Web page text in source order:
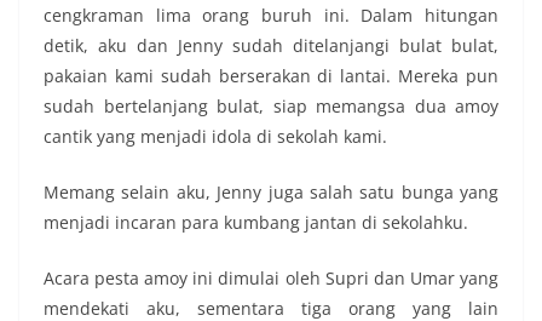
cengkraman lima orang buruh ini. Dalam hitungan
detik, aku dan Jenny sudah ditelanjangi bulat bulat,
pakaian kami sudah berserakan di lantai. Mereka pun
sudah bertelanjang bulat, siap memangsa dua amoy
cantik yang menjadi idola di sekolah kami.
Memang selain aku, Jenny juga salah satu bunga yang
menjadi incaran para kumbang jantan di sekolahku.
Acara pesta amoy ini dimulai oleh Supri dan Umar yang
mendekati aku, sementara tiga orang yang lain